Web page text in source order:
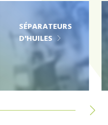
SÉPARATEURS
D'HUILES